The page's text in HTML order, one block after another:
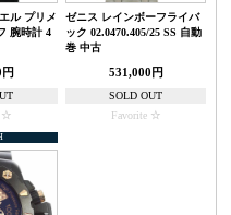
ル プリメ
腕時計 4
ゼニス レインボーフライバ
ック 02.0470.405/25 SS 自動
巻 中古
531,000円
SOLD OUT
Favorite